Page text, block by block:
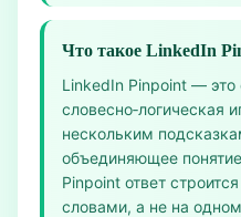
Что такое LinkedIn
LinkedIn Pinpoint —
словесно‑логическая
нескольким
объединяющее
Pinpoint ответ
словами, а не на